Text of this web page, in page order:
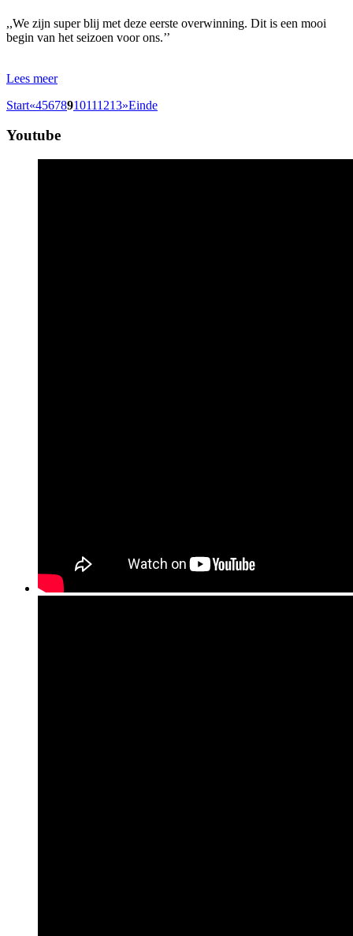
,,We zijn super blij met deze eerste overwinning. Dit is een mooi
begin van het seizoen voor ons.’’
Lees meer
Start«45678910111213»Einde
Youtube